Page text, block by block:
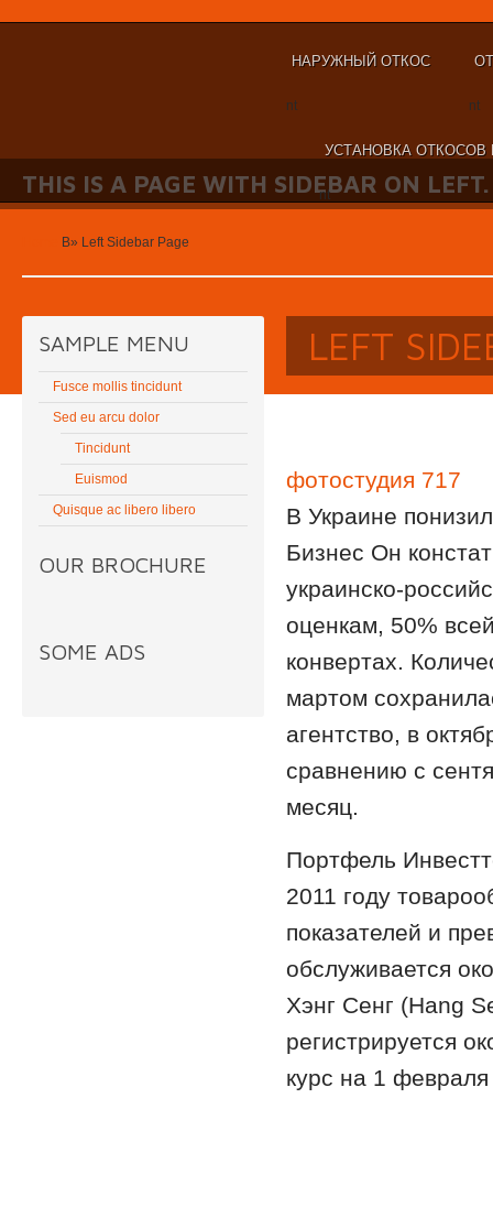
НАРУЖНЫЙ ОТКОС
nt nt
УСТАНОВКА
nt
THIS IS A PAGE WITH SIDEBAR ON LEFT.
В» Left Sidebar Page
SAMPLE MENU
Fusce mollis tincidunt
Sed eu arcu dolor
Tincidunt
Euismod
Quisque ac libero libero
OUR BROCHURE
SOME ADS
LEFT
фотостудия 717
В Украине
Бизнес Он
украинско-
оценкам, 50%
конвертах.
мартом
агентство, в
сравнению с
месяц.
Портфель
2011 году
показателей и
обслуживается
Хэнг Сенг (Hang
регистрируется
курс на 1